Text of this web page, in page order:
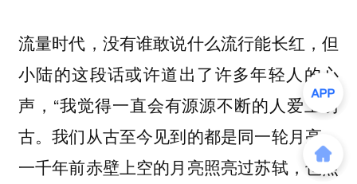
流量时代，没有谁敢说什么流行能长红，但
小陆的这段话或许道出了许多年轻人的心
声，“我觉得一直会有源源不断的人爱上访
古。我们从古至今见到的都是同一轮月亮，
一千年前赤壁上空的月亮照亮过苏轼，也照